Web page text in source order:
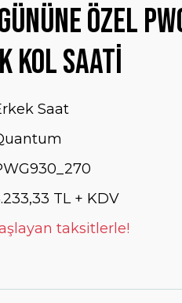
Özel
Kol Saati
Saat
TL + KDV
taksitlerle!